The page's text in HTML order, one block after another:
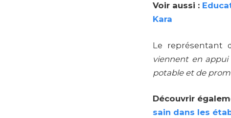
Voir aussi :
Kara
Le représentant
viennent en
potable et de
Découvrir
sain dans les